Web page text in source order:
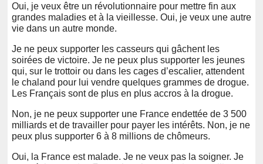
Oui, je veux être un révolutionnaire pour mettre fin aux
grandes maladies et à la vieillesse. Oui, je veux une autre
vie dans un autre monde.
Je ne peux supporter les casseurs qui gâchent les
soirées de victoire. Je ne peux plus supporter les jeunes
qui, sur le trottoir ou dans les cages d’escalier, attendent
le chaland pour lui vendre quelques grammes de drogue.
Les Français sont de plus en plus accros à la drogue.
Non, je ne peux supporter une France endettée de 3 500
milliards et de travailler pour payer les intérêts. Non, je ne
peux plus supporter 6 à 8 millions de chômeurs.
Oui, la France est malade. Je ne veux pas la soigner. Je